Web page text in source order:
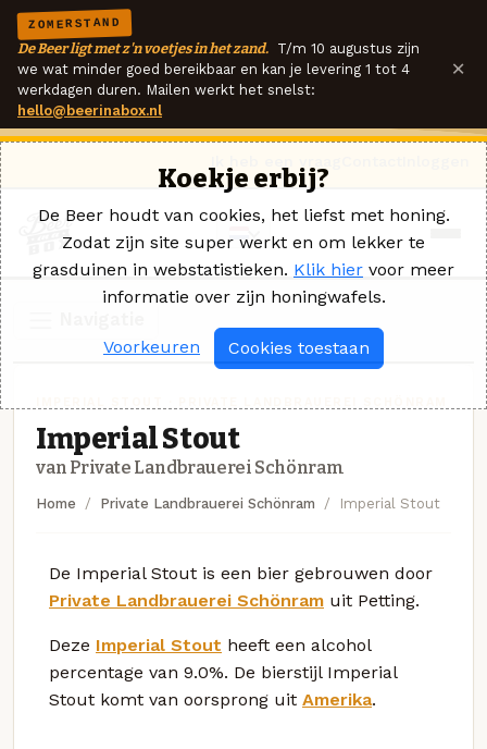
ZOMERSTAND
De Beer ligt met z'n voetjes in het zand. T/m 10 augustus zijn
we wat minder goed bereikbaar en kan je levering 1 tot 4
werkdagen duren. Mailen werkt het snelst:
hello@beerinabox.nl
×
Imperial Stout
van Private Landbrauerei Schönram
Home Private Landbrauerei Schönram Imperial Stout
De Imperial Stout is een bier gebrouwen door
Private Landbrauerei Schönram uit Petting.
Deze Imperial Stout heeft een alcohol
percentage van 9.0%. De bierstijl Imperial
Stout komt van oorsprong uit Amerika.
Koekje erbij?
De Beer houdt van cookies, het liefst met honing.
Zodat zijn site super werkt en om lekker te
grasduinen in webstatistieken. Klik hier voor meer
informatie over zijn honingwafels.
Voorkeuren Cookies toestaan